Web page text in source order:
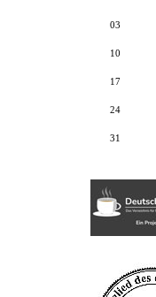
03
10
17
24
31